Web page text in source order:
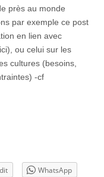
près au monde
par exemple ce post
en lien avec
ou celui sur les
cultures (besoins,
-cf
WhatsApp